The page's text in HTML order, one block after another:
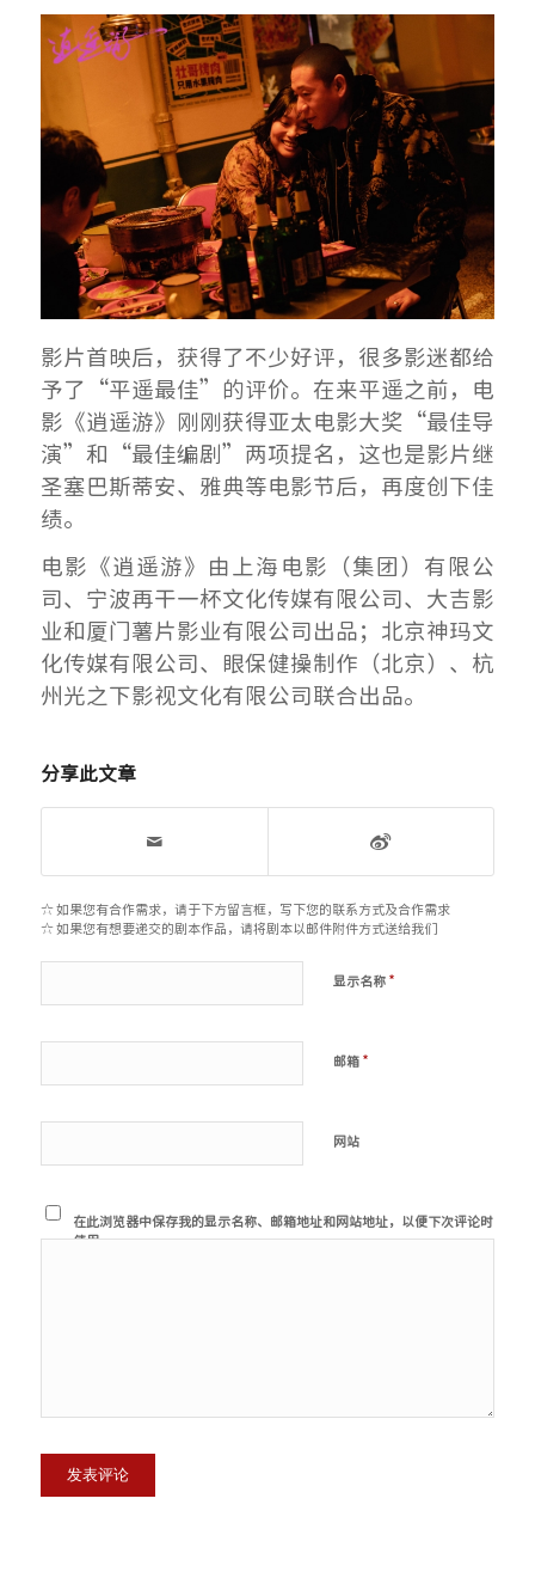
影片首映后，获得了不少好评，很多影迷都给
予了“平遥最佳”的评价。在来平遥之前，电
影《逍遥游》刚刚获得亚太电影大奖“最佳导
演”和“最佳编剧”两项提名，这也是影片继
圣塞巴斯蒂安、雅典等电影节后，再度创下佳
绩。
电影《逍遥游》由上海电影（集团）有限公
司、宁波再干一杯文化传媒有限公司、大吉影
业和厦门薯片影业有限公司出品；北京神玛文
化传媒有限公司、眼保健操制作（北京）、杭
州光之下影视文化有限公司联合出品。
分享此文章
☆ 如果您有合作需求，请于下方留言框，写下您的联系方式及合作需求
☆ 如果您有想要递交的剧本作品，请将剧本以邮件附件方式送给我们
显示名称*
邮箱*
网站
在此浏览器中保存我的显示名称、邮箱地址和网站地址，以便下次评论时
使用。